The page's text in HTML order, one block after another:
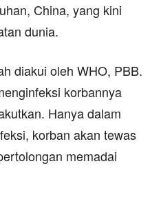
China, yang kini
dunia.
diakui oleh WHO, PBB.
korbannya
Hanya dalam
korban akan tewas
memadai